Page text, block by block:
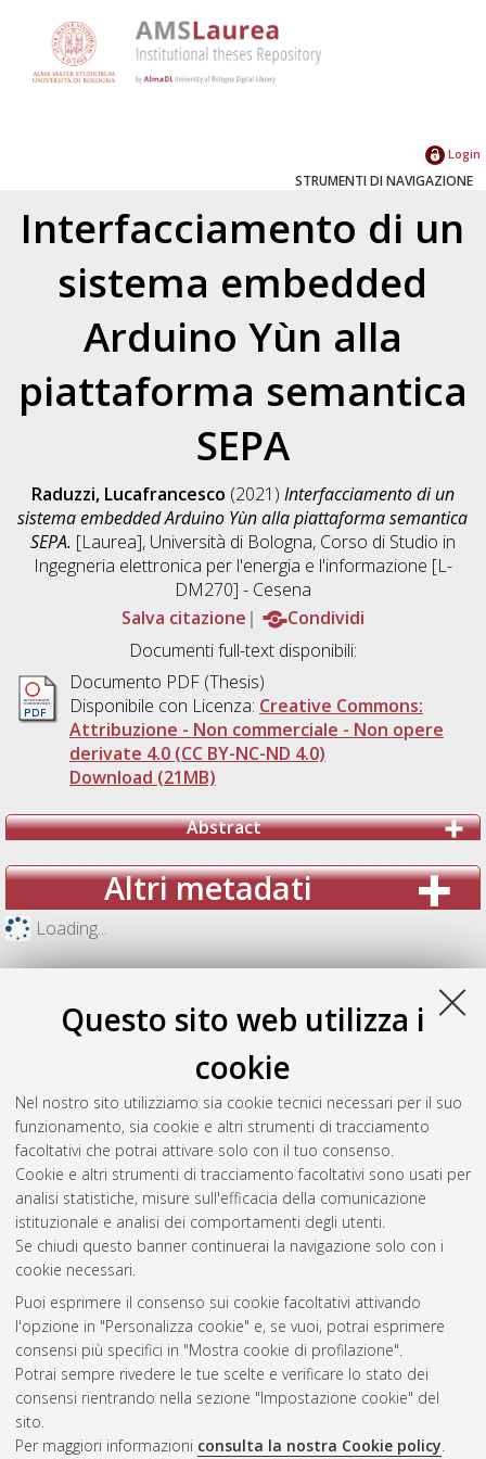
Questo sito web utilizza i
cookie
Nel nostro sito utilizziamo sia cookie tecnici necessari per il suo
funzionamento, sia cookie e altri strumenti di tracciamento
facoltativi che potrai attivare solo con il tuo consenso.
Cookie e altri strumenti di tracciamento facoltativi sono usati per
analisi statistiche, misure sull'efficacia della comunicazione
istituzionale e analisi dei comportamenti degli utenti.
Se chiudi questo banner continuerai la navigazione solo con i
cookie necessari.
Puoi esprimere il consenso sui cookie facoltativi attivando
l'opzione in "Personalizza cookie" e, se vuoi, potrai esprimere
consensi più specifici in "Mostra cookie di profilazione".
Potrai sempre rivedere le tue scelte e verificare lo stato dei
consensi rientrando nella sezione "Impostazione cookie" del
sito.
Per maggiori informazioni consulta la nostra Cookie policy.
Login
STRUMENTI DI NAVIGAZIONE
Interfacciamento di un
sistema embedded
Arduino Yùn alla
piattaforma semantica
SEPA
Raduzzi, Lucafrancesco (2021) Interfacciamento di un
sistema embedded Arduino Yùn alla piattaforma semantica
SEPA. [Laurea], Università di Bologna, Corso di Studio in
Ingegneria elettronica per l'energia e l'informazione [L-
DM270] - Cesena
Salva citazione
Condividi
Documenti full-text disponibili:
Documento PDF (Thesis)
Disponibile con Licenza: Creative Commons:
Attribuzione - Non commerciale - Non opere
derivate 4.0 (CC BY-NC-ND 4.0)
Download (21MB)
Abstract
Altri metadati
Loading...
Gestione del documento:
Atom
Rss 1.0
Rss 2.0
AMS Laurea